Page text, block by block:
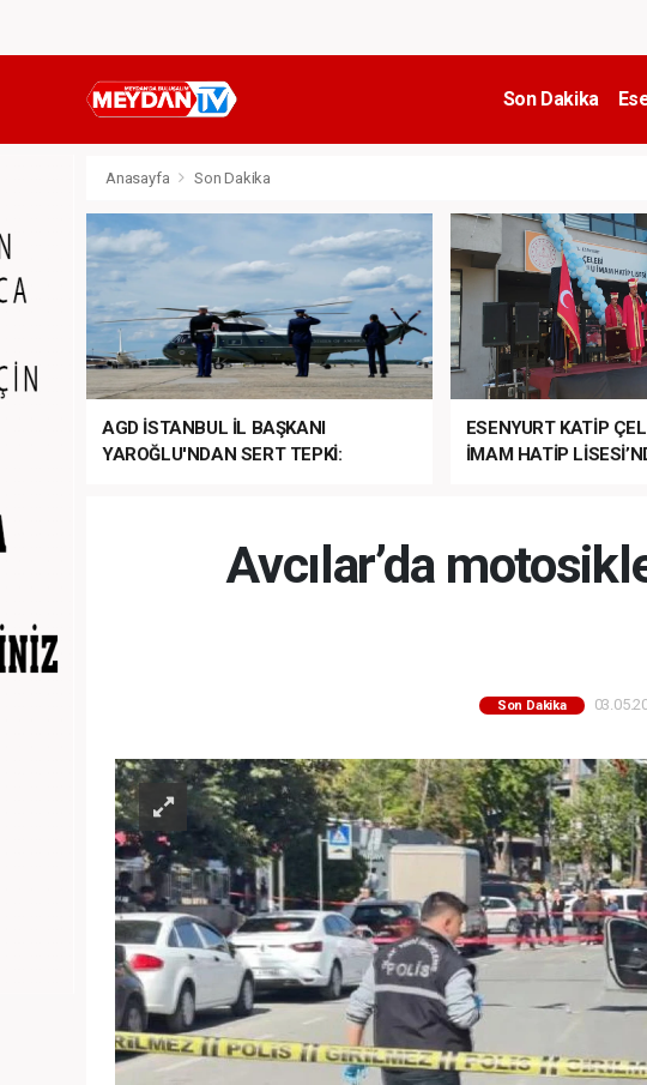
Son Dakika
Anasayfa Son Dakika
AGD İSTANBUL İL BAŞKANI
YAROĞLU'NDAN SERT TEPKİ:
ESENYURT KATİP
İMAM HATİP
Avcılar’da
Son Dakika